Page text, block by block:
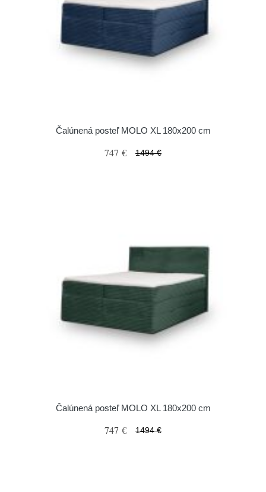
Čalúnená posteľ MOLO XL 180x200 cm
747 € 1494 €
Čalúnená posteľ MOLO XL 180x200 cm
747 € 1494 €